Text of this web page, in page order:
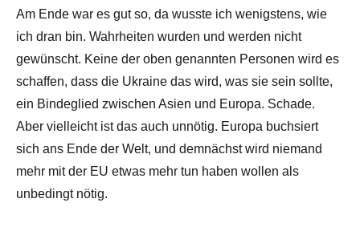
Am Ende war es gut so, da wusste ich wenigstens, wie
ich dran bin. Wahrheiten wurden und werden nicht
gewünscht. Keine der oben genannten Personen wird es
schaffen, dass die Ukraine das wird, was sie sein sollte,
ein Bindeglied zwischen Asien und Europa. Schade.
Aber vielleicht ist das auch unnötig. Europa buchsiert
sich ans Ende der Welt, und demnächst wird niemand
mehr mit der EU etwas mehr tun haben wollen als
unbedingt nötig.